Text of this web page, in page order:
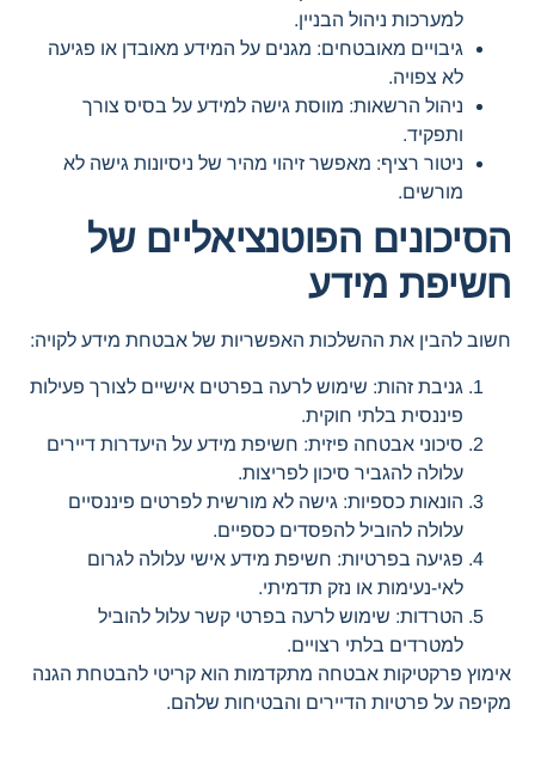
למערכות ניהול הבניין.
גיבויים מאובטחים: מגנים על המידע מאובדן או פגיעה
לא צפויה.
ניהול הרשאות: מווסת גישה למידע על בסיס צורך
ותפקיד.
ניטור רציף: מאפשר זיהוי מהיר של ניסיונות גישה לא
מורשים.
הסיכונים הפוטנציאליים של
חשיפת מידע
חשוב להבין את ההשלכות האפשריות של אבטחת מידע לקויה:
גניבת זהות: שימוש לרעה בפרטים אישיים לצורך פעילות
פיננסית בלתי חוקית.
סיכוני אבטחה פיזית: חשיפת מידע על היעדרות דיירים
עלולה להגביר סיכון לפריצות.
הונאות כספיות: גישה לא מורשית לפרטים פיננסיים
עלולה להוביל להפסדים כספיים.
פגיעה בפרטיות: חשיפת מידע אישי עלולה לגרום
לאי-נעימות או נזק תדמיתי.
הטרדות: שימוש לרעה בפרטי קשר עלול להוביל
למטרדים בלתי רצויים.
אימוץ פרקטיקות אבטחה מתקדמות הוא קריטי להבטחת הגנה
מקיפה על פרטיות הדיירים והבטיחות שלהם.